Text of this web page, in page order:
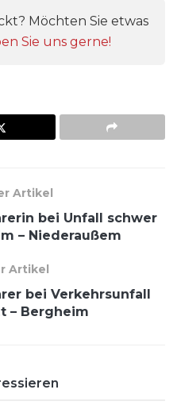
Möchten Sie etwas
Sie uns gerne!
Artikel
bei Unfall schwer
– Niederaußem
Artikel
bei Verkehrsunfall
– Bergheim